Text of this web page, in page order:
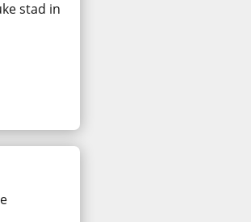
stad in